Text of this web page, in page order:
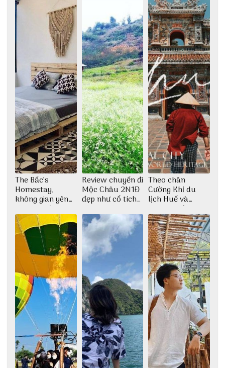
The Bấc’s
Homestay,
không gian yên
bình tại Hòn Sơn
Review chuyến đi
Mộc Châu 2N1Đ
đẹp như cổ tích
Thu Hà
Theo chân
Cường Khỉ du
lịch Huế và
check-in đúng
những góc chụp
đẹp